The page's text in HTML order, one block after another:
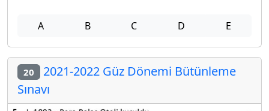
A B C D E
20 2021-2022 Güz Dönemi Bütünleme
Sınavı